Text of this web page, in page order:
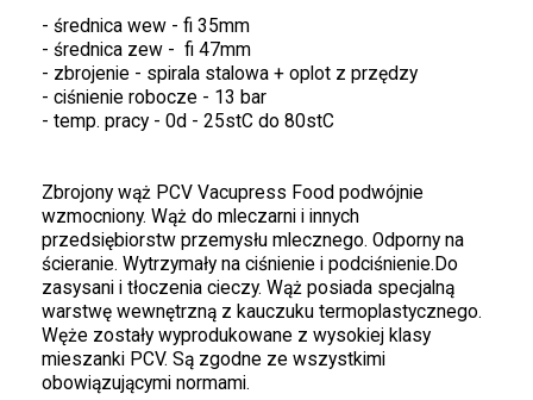
- średnica wew - fi 35mm
- średnica zew - fi 47mm
- zbrojenie - spirala stalowa + oplot z przędzy
- ciśnienie robocze - 13 bar
- temp. pracy - 0d - 25stC do 80stC
Zbrojony wąż PCV Vacupress Food podwójnie
wzmocniony. Wąż do mleczarni i innych
przedsiębiorstw przemysłu mlecznego. Odporny na
ścieranie. Wytrzymały na ciśnienie i podciśnienie.Do
zasysani i tłoczenia cieczy. Wąż posiada specjalną
warstwę wewnętrzną z kauczuku termoplastycznego.
Węże zostały wyprodukowane z wysokiej klasy
mieszanki PCV. Są zgodne ze wszystkimi
obowiązującymi normami.